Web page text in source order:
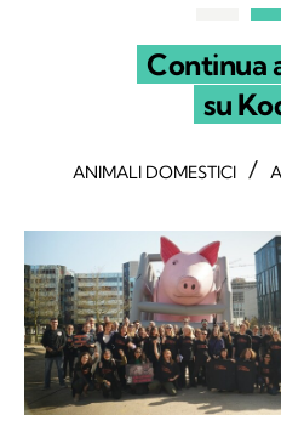
Continua
su
ANIMALI DOMESTICI /